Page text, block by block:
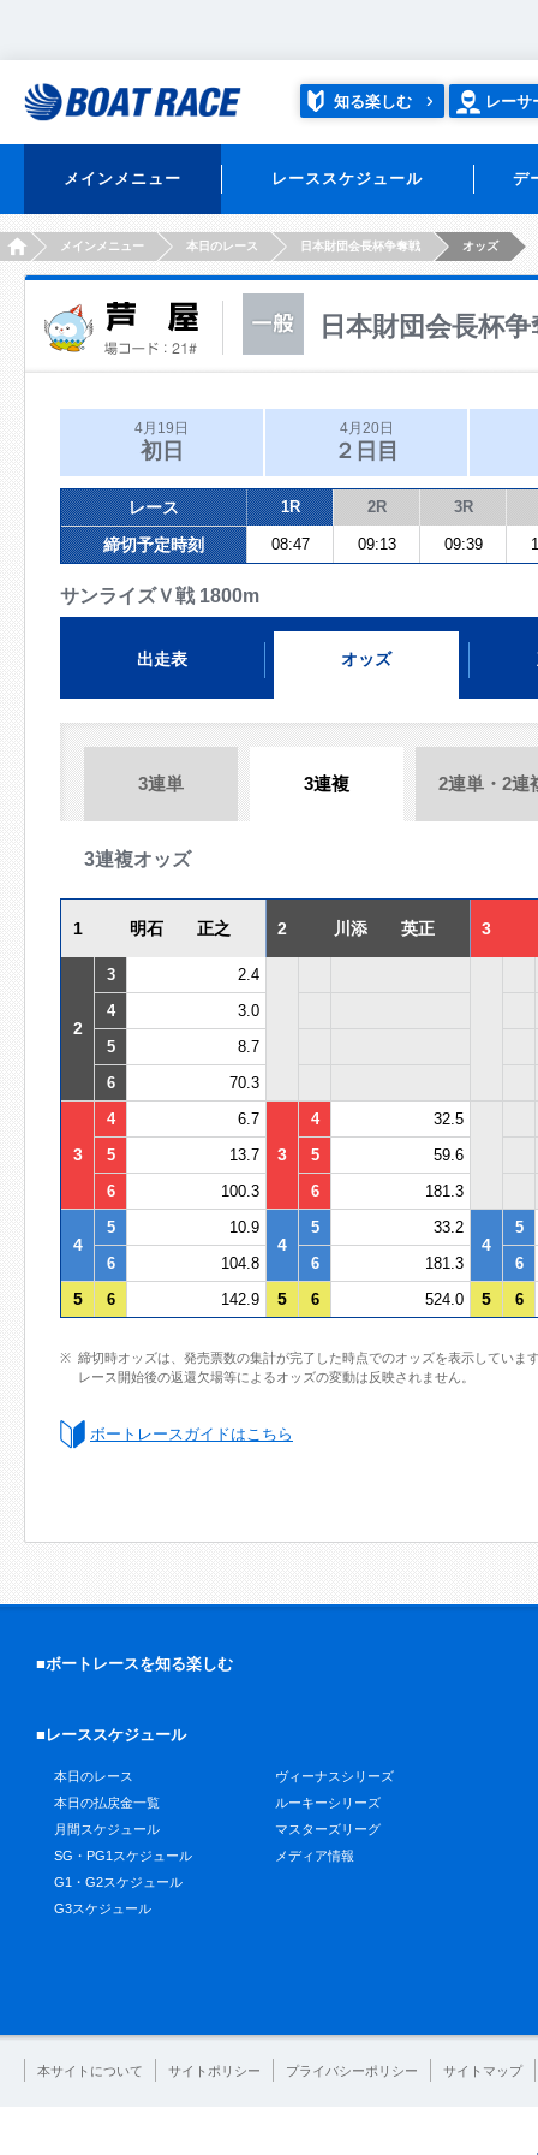
知る楽しむ レーサ
メインメニュー レーススケジュール デ
HOMEメインメニュー 本日のレース 日本財団会長杯争奪戦 オッズ
日本財団会長杯
4月19日
初日
4月20日
２日目
レース 1R 2R 3R
締切予定時刻 08:47 09:13 09:39
サンライズＶ戦 1800m
出走表 オッズ
3連単 3連複 2連単・2連
3連複オッズ
1 明石 正之 2 川添 英正 3
2
3
2.4
4
3.0
5
8.7
6
70.3
3
4 6.7
3
4
32.5
5
13.7 5
59.6
6
100.3 6 181.3
4
5 10.9
4
5 33.2
4
5
6
104.8 6 181.3 6
5 6 142.9 5 6 524.0 5 6
締切時オッズは、発売票数の集計が完了した時点でのオッズを表示していま
レース開始後の返還欠場等によるオッズの変動は反映されません。
ボートレースガイドはこちら
■ボートレースを知る楽しむ
■レーススケジュール
本日のレース
本日の払戻金一覧
月間スケジュール
SG・PG1スケジュール
G1・G2スケジュール
G3スケジュール
ヴィーナスシリーズ
ルーキーシリーズ
マスターズリーグ
メディア情報
本サイトについて サイトポリシー プライバシーポリシー サイトマップ